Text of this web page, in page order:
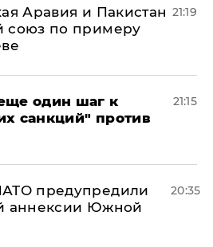
Аравия и Пакистан
союз по примеру
21:19
один шаг к
санкций" против
21:15
предупредили
аннексии Южной
20:35